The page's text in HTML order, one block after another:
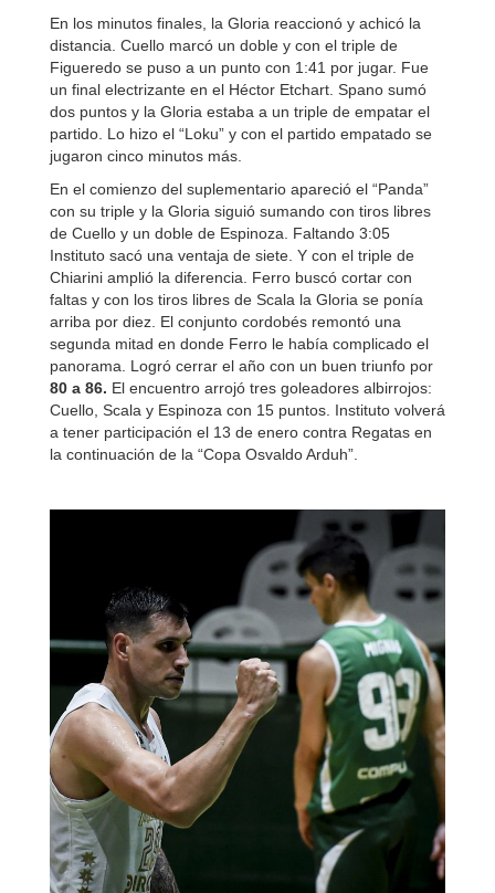
En los minutos finales, la Gloria reaccionó y achicó la
distancia. Cuello marcó un doble y con el triple de
Figueredo se puso a un punto con 1:41 por jugar. Fue
un final electrizante en el Héctor Etchart. Spano sumó
dos puntos y la Gloria estaba a un triple de empatar el
partido. Lo hizo el “Loku” y con el partido empatado se
jugaron cinco minutos más.
En el comienzo del suplementario apareció el “Panda”
con su triple y la Gloria siguió sumando con tiros libres
de Cuello y un doble de Espinoza. Faltando 3:05
Instituto sacó una ventaja de siete. Y con el triple de
Chiarini amplió la diferencia. Ferro buscó cortar con
faltas y con los tiros libres de Scala la Gloria se ponía
arriba por diez. El conjunto cordobés remontó una
segunda mitad en donde Ferro le había complicado el
panorama. Logró cerrar el año con un buen triunfo por
80 a 86. El encuentro arrojó tres goleadores albirrojos:
Cuello, Scala y Espinoza con 15 puntos. Instituto volverá
a tener participación el 13 de enero contra Regatas en
la continuación de la “Copa Osvaldo Arduh”.